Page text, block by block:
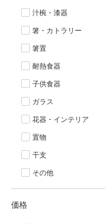
汁椀・漆器
箸・カトラリー
箸置
耐熱食器
子供食器
ガラス
花器・インテリア
置物
干支
その他
価格